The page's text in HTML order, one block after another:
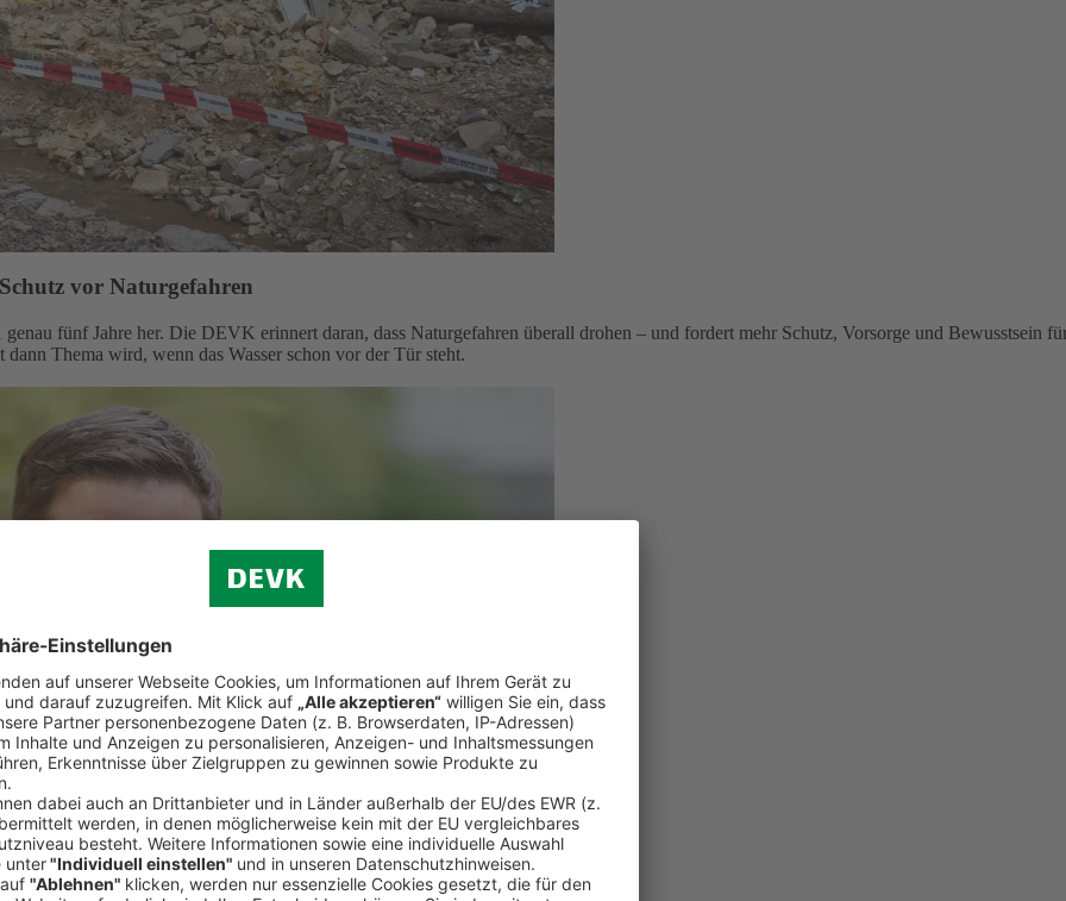
vor Naturgefahren
fünf Jahre her. Die DEVK erinnert daran, dass Naturgefahren überall drohen – und fordert mehr Schutz, Vorsorge und Bewusstsein
Thema wird, wenn das Wasser schon vor der Tür steht.